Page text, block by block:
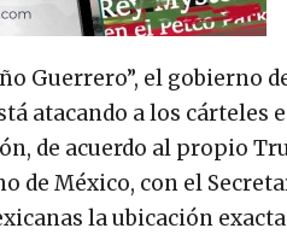
Guerrero”, el gobierno
atacando a los
de acuerdo al propio
México, con el
la ubicación exacta